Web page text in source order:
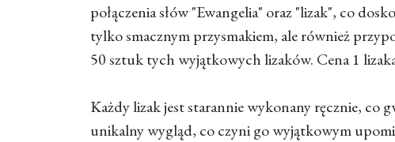
połączenia słów "Ewangelia" oraz "lizak", co
tylko smacznym przysmakiem, ale również
50 sztuk tych wyjątkowych lizaków. Cena 1
Każdy lizak jest starannie wykonany ręcznie, co
unikalny wygląd, co czyni go wyjątkowym